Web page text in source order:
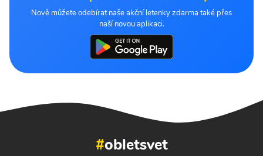
Nově můžete odebírat naše akční letenky zdarma také přes
naší novou aplikaci.
#obletsvet